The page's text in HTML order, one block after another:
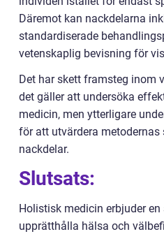
Däremot kan nackdelarna
standardiserade
vetenskaplig bevisning för
Det har skett framsteg inom
det gäller att undersöka
medicin, men ytterligare
för att utvärdera
nackdelar.
Slutsats:
Holistisk medicin erbjuder
upprätthålla hälsa och